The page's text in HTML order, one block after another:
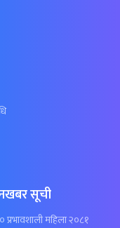
सूची
महिला २०८१